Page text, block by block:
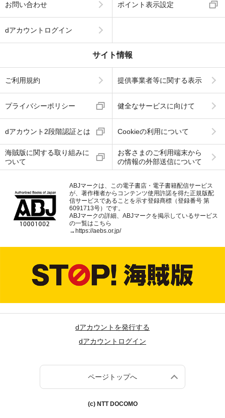
お問い合わせ ポイント表示設定
dアカウントログイン
サイト情報
ご利用規約 提供事業者等に関する表示
プライバシーポリシー 健全なサービスに向けて
dアカウント2段階認証とは Cookieの利用について
海賊版に関する取り組みに
ついて
お客さまのご利用端末から
の情報の外部送信について
ABJマークは、この電子書店・電子書籍配信サービス
が、著作権者からコンテンツ使用許諾を得た正規版配
信サービスであることを示す登録商標（登録番号 第
6091713号）です。
ABJマークの詳細、ABJマークを掲示しているサービス
の一覧はこちら
→ https://aebs.or.jp/
dアカウントを発行する
dアカウントログイン
ページトップへ
(c) NTT DOCOMO